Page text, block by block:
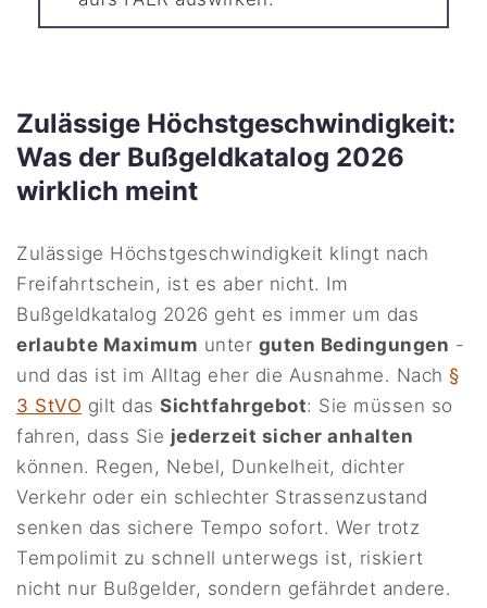
Zulässige Höchstgeschwindigkeit:
Was der Bußgeldkatalog 2026
wirklich meint
Zulässige Höchstgeschwindigkeit klingt nach
Freifahrtschein, ist es aber nicht. Im
Bußgeldkatalog 2026 geht es immer um das
erlaubte Maximum unter guten Bedingungen -
und das ist im Alltag eher die Ausnahme. Nach §
3 StVO gilt dasSichtfahrgebot: Sie müssen so
fahren, dass Sie jederzeit sicher anhalten
können. Regen, Nebel, Dunkelheit, dichter
Verkehr oder ein schlechter Strassenzustand
senken das sichere Tempo sofort. Wer trotz
Tempolimit zu schnell unterwegs ist, riskiert
nicht nur Bußgelder, sondern gefährdet andere.